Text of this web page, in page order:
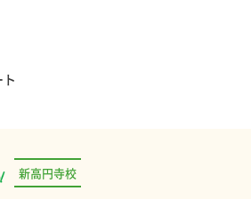
新高円寺校